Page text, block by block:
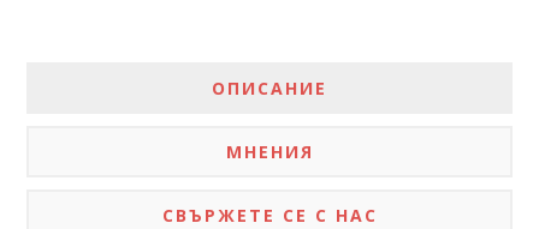
ОПИСАНИЕ
МНЕНИЯ
СВЪРЖЕТЕ СЕ С НАС